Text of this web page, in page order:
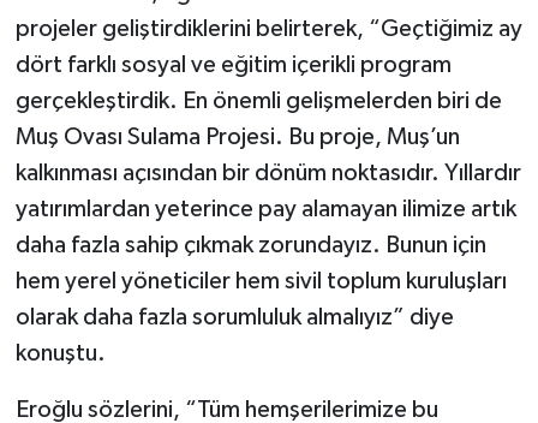
projeler geliştirdiklerini belirterek, “Geçtiğimiz ay
dört farklı sosyal ve eğitim içerikli program
gerçekleştirdik. En önemli gelişmelerden biri de
Muş Ovası Sulama Projesi. Bu proje, Muş’un
kalkınması açısından bir dönüm noktasıdır. Yıllardır
yatırımlardan yeterince pay alamayan ilimize artık
daha fazla sahip çıkmak zorundayız. Bunun için
hem yerel yöneticiler hem sivil toplum kuruluşları
olarak daha fazla sorumluluk almalıyız” diye
konuştu.
Eroğlu sözlerini, “Tüm hemşerilerimize bu